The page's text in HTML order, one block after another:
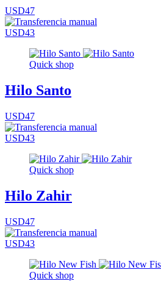
USD47
USD43
Quick shop
Hilo Santo
USD47
USD43
Quick shop
Hilo Zahir
USD47
USD43
Quick shop